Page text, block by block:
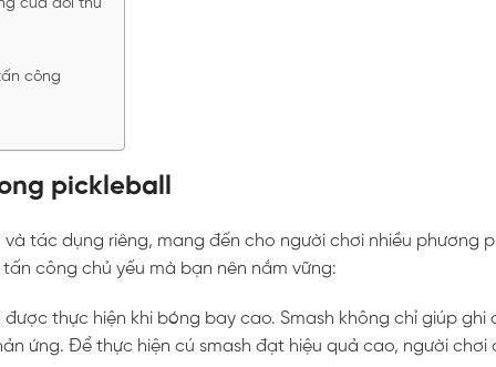
của đối thủ
công
pickleball
tác dụng riêng, mang đến cho người chơi nhiều phương
công chủ yếu mà bạn nên nắm vững:
thực hiện khi bóng bay cao. Smash không chỉ giúp ghi
ứng. Để thực hiện cú smash đạt hiệu quả cao, người chơi